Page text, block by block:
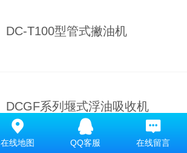
DC-T100型管式撇油机
DCGF系列堰式浮油吸收机
在线地图 QQ客服 在线留言